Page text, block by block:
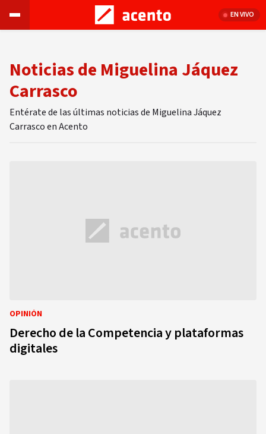
EN VIVO
Noticias de Miguelina Jáquez
Carrasco
Entérate de las últimas noticias de Miguelina Jáquez
Carrasco en Acento
OPINIÓN
Derecho de la Competencia y plataformas
digitales